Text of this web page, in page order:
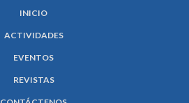
INICIO
ACTIVIDADES
EVENTOS
REVISTAS